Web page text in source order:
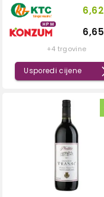
6,62
HPM
6,65
+4 trgovine
Usporedi cijene